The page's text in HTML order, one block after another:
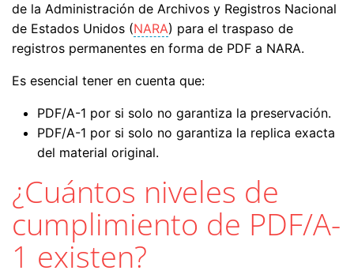
de la Administración de Archivos y Registros Nacional
de Estados Unidos (NARA) para el traspaso de
registros permanentes en forma de PDF a NARA.
Es esencial tener en cuenta que:
PDF/A-1 por si solo no garantiza la preservación.
PDF/A-1 por si solo no garantiza la replica exacta
del material original.
¿Cuántos niveles de
cumplimiento de PDF/A-
1 existen?